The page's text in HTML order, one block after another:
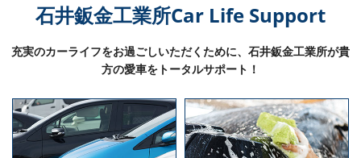
石井鈑金工業所Car Life Support
充実のカーライフをお過ごしいただくために、石井鈑金工業所が貴
方の愛車をトータルサポート！